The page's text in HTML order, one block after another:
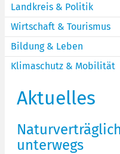
Landkreis & Politik
Wirtschaft & Tourismus
Bildung & Leben
Klimaschutz & Mobilität
Aktuelles
unterwegs